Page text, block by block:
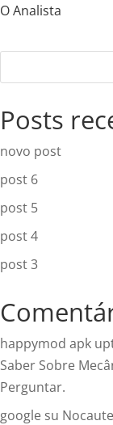
O Analista
Posts
novo post
post 6
post 5
post 4
post 3
happymod apk
Saber Sobre
Perguntar.
google su Nocaute